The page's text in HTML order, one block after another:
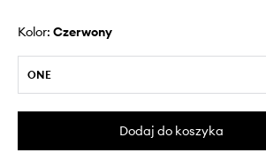
Kolor: czerwony
ONE
Dodaj do koszyka